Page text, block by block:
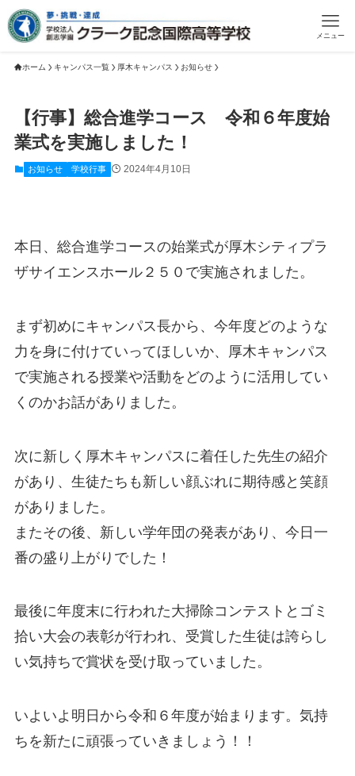
メニュー
ホーム キャンパス一覧 厚木キャンパス お知らせ
【行事】総合進学コース 令和６年度始
業式を実施しました！
お知らせ 学校行事 2024年4月10日
本日、総合進学コースの始業式が厚木シティプラ
ザサイエンスホール２５０で実施されました。
まず初めにキャンパス長から、今年度どのような
力を身に付けていってほしいか、厚木キャンパス
で実施される授業や活動をどのように活用してい
くのかお話がありました。
次に新しく厚木キャンパスに着任した先生の紹介
があり、生徒たちも新しい顔ぶれに期待感と笑顔
がありました。
またその後、新しい学年団の発表があり、今日一
番の盛り上がりでした！
最後に年度末に行われた大掃除コンテストとゴミ
拾い大会の表彰が行われ、受賞した生徒は誇らし
い気持ちで賞状を受け取っていました。
いよいよ明日から令和６年度が始まります。気持
ちを新たに頑張っていきましょう！！